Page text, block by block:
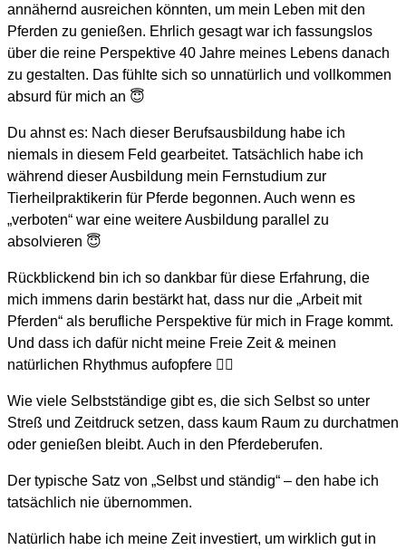
annähernd ausreichen könnten, um mein Leben mit den
Pferden zu genießen. Ehrlich gesagt war ich fassungslos
über die reine Perspektive 40 Jahre meines Lebens danach
zu gestalten. Das fühlte sich so unnatürlich und vollkommen
absurd für mich an 😇
Du ahnst es: Nach dieser Berufsausbildung habe ich
niemals in diesem Feld gearbeitet. Tatsächlich habe ich
während dieser Ausbildung mein Fernstudium zur
Tierheilpraktikerin für Pferde begonnen. Auch wenn es
„verboten“ war eine weitere Ausbildung parallel zu
absolvieren 😇
Rückblickend bin ich so dankbar für diese Erfahrung, die
mich immens darin bestärkt hat, dass nur die „Arbeit mit
Pferden“ als berufliche Perspektive für mich in Frage kommt.
Und dass ich dafür nicht meine Freie Zeit & meinen
natürlichen Rhythmus aufopfere 🤦‍♀️
Wie viele Selbstständige gibt es, die sich Selbst so unter
Streß und Zeitdruck setzen, dass kaum Raum zu durchatmen
oder genießen bleibt. Auch in den Pferdeberufen.
Der typische Satz von „Selbst und ständig“ – den habe ich
tatsächlich nie übernommen.
Natürlich habe ich meine Zeit investiert, um wirklich gut in